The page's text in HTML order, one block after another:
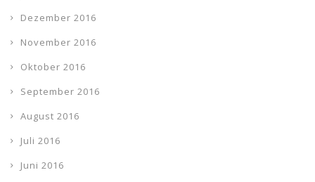
Dezember 2016
November 2016
Oktober 2016
September 2016
August 2016
Juli 2016
Juni 2016